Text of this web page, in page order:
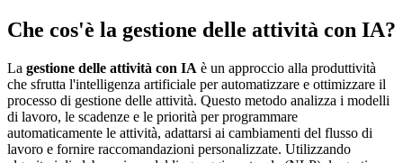
Che cos'è la gestione delle attività con IA?
La gestione delle attività con IA è un approccio alla produttività
che sfrutta l'intelligenza artificiale per automatizzare e ottimizzare il
processo di gestione delle attività. Questo metodo analizza i modelli
di lavoro, le scadenze e le priorità per programmare
automaticamente le attività, adattarsi ai cambiamenti del flusso di
lavoro e fornire raccomandazioni personalizzate. Utilizzando